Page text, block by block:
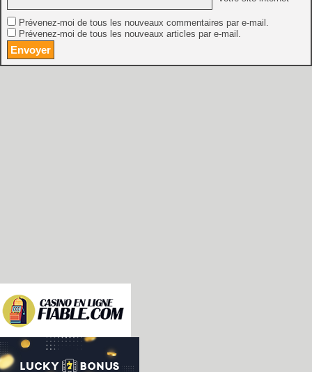
Prévenez-moi de tous les nouveaux commentaires par e-mail.
Prévenez-moi de tous les nouveaux articles par e-mail.